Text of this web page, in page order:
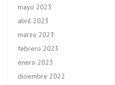
mayo 2023
abril 2023
marzo 2023
febrero 2023
enero 2023
diciembre 2022